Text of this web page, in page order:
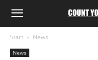
Start News
News